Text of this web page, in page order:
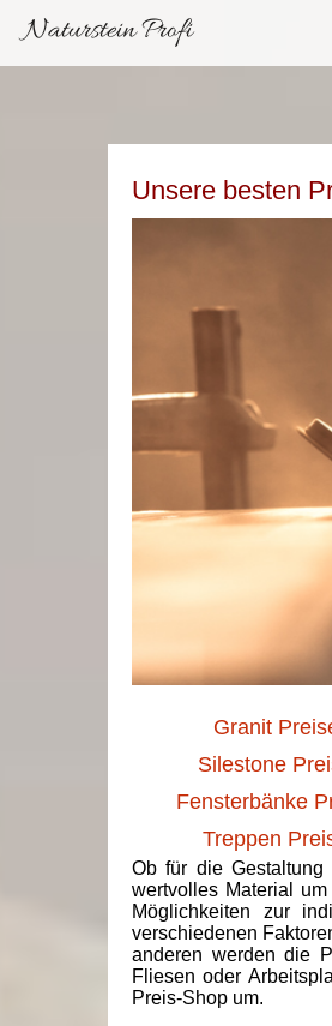
Naturstein Profi
Unsere besten
Granit
Silestone
Fensterbänke
Treppen
Ob für die
wertvolles Material
Möglichkeiten zur
verschiedenen
anderen werden die
Fliesen oder
Preis-Shop um.